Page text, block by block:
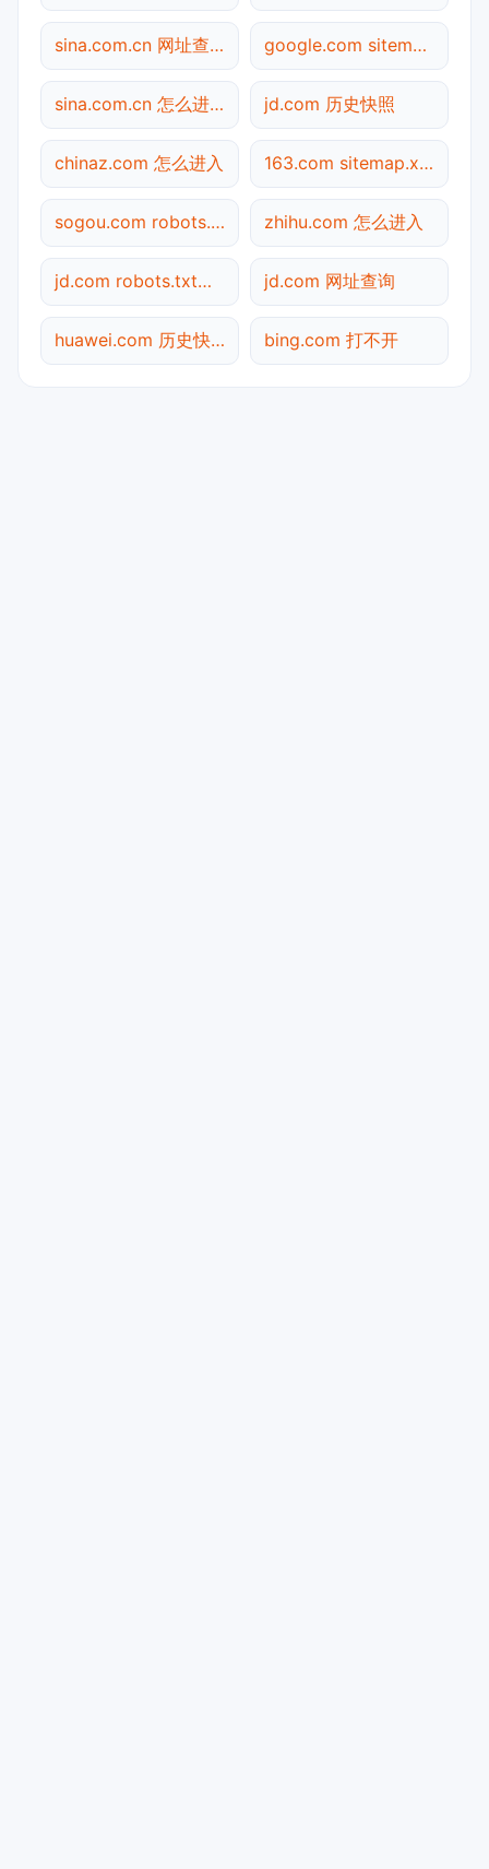
sina.com.cn 网址查询 google.com sitemap.xml检测
sina.com.cn 怎么进入 jd.com 历史快照
chinaz.com 怎么进入 163.com sitemap.xml检测
sogou.com robots.txt检测 zhihu.com 怎么进入
jd.com robots.txt检测 jd.com 网址查询
huawei.com 历史快照 bing.com 打不开